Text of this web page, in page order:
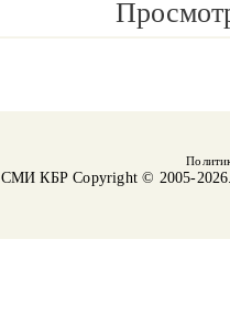
СМИ КБРCopyright © 2005-